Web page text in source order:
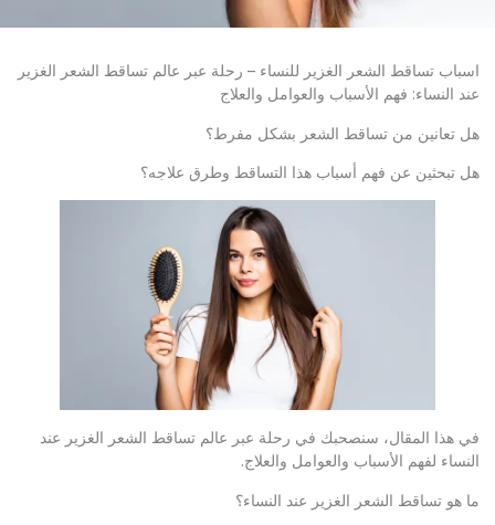
اسباب تساقط الشعر الغزير للنساء – رحلة عبر عالم تساقط الشعر الغزير
عند النساء: فهم الأسباب والعوامل والعلاج
هل تعانين من تساقط الشعر بشكل مفرط؟
هل تبحثين عن فهم أسباب هذا التساقط وطرق علاجه؟
في هذا المقال، سنصحبك في رحلة عبر عالم تساقط الشعر الغزير عند
النساء لفهم الأسباب والعوامل والعلاج.
ما هو تساقط الشعر الغزير عند النساء؟